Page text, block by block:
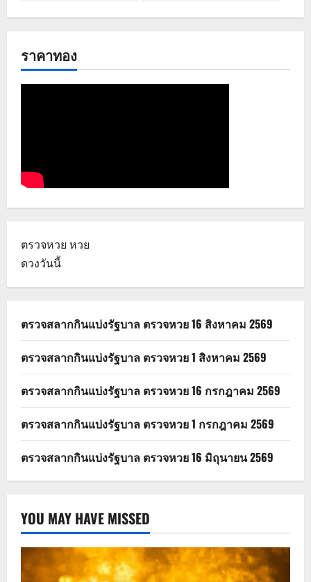
ราคาทอง
ตรวจหวย หวย
ดวงวันนี้
ตรวจสลากกินแบ่งรัฐบาล ตรวจหวย 16 สิงหาคม 2569
ตรวจสลากกินแบ่งรัฐบาล ตรวจหวย 1 สิงหาคม 2569
ตรวจสลากกินแบ่งรัฐบาล ตรวจหวย 16 กรกฎาคม 2569
ตรวจสลากกินแบ่งรัฐบาล ตรวจหวย 1 กรกฎาคม 2569
ตรวจสลากกินแบ่งรัฐบาล ตรวจหวย 16 มิถุนายน 2569
YOU MAY HAVE MISSED